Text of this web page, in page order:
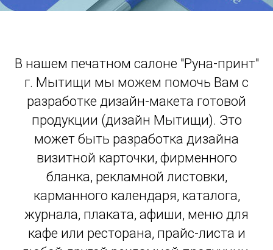
В нашем печатном салоне "Руна-принт"
г. Мытищи мы можем помочь Вам с
разработке дизайн-макета готовой
продукции (дизайн Мытищи). Это
может быть разработка дизайна
визитной карточки, фирменного
бланка, рекламной листовки,
карманного календаря, каталога,
журнала, плаката, афиши, меню для
кафе или ресторана, прайс-листа и